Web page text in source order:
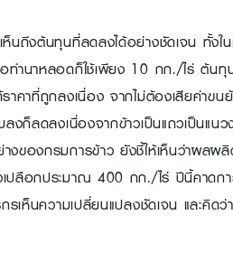
ห็นถึงต้นทุนที่ลดลงได้อย่างชัดเจน ทั้งใ
ำนาหลอดก็ใช้เพียง 10 กก./ไร่ ต้นทุ
าคาที่ถูกลงเนื่อง จากไม่ต้องเสียค่าขน
ก็ลดลงเนื่องจากข้าวเป็นแถวเป็นแน
งของกรมการข้าว ยังชี้ให้เห็นว่าผลผ
เปลือกประมาณ 400 กก./ไร่ ปีนี้คาดก
เห็นความเปลี่ยนแปลงชัดเจน และคิดว่